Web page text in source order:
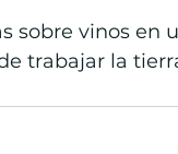
sobre vinos en
trabajar la